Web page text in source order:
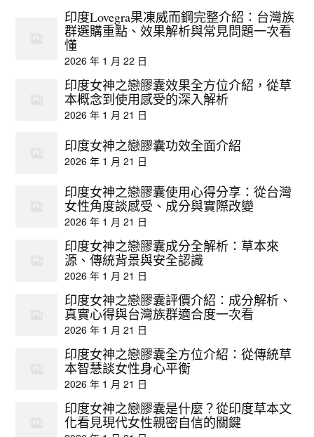
印度Lovegra果凍威而鋼完整介紹：台灣族
群選購重點、效果解析與常見問題一次看
懂
2026 年 1 月 22 日
印度女神之戀膠囊效果全方位介紹，從草
本概念到使用感受的深入解析
2026 年 1 月 21 日
印度女神之戀膠囊功效全面介紹
2026 年 1 月 21 日
印度女神之戀膠囊使用心得分享：從台灣
女性角度談感受、成分與實際改變
2026 年 1 月 21 日
印度女神之戀膠囊成分全解析：草本來
源、傳統背景與安全認識
2026 年 1 月 21 日
印度女神之戀膠囊評價介紹：成分解析、
真實心得與台灣族群適合度一次看
2026 年 1 月 21 日
印度女神之戀膠囊全方位介紹：從傳統草
本智慧談女性身心平衡
2026 年 1 月 21 日
印度女神之戀膠囊是什麼？從印度草本文
化看見現代女性親密自信的關鍵